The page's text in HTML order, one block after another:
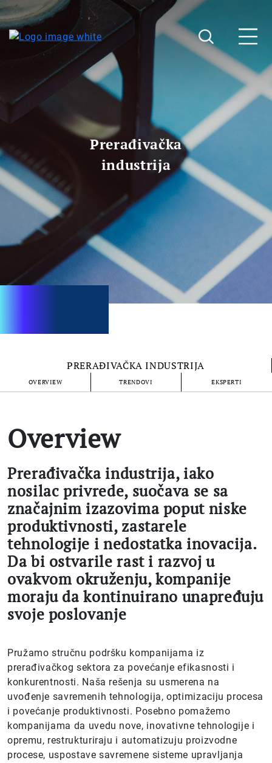
Prerađivačka
industrija
PRERAĐIVAČKA INDUSTRIJA
OVERVIEW TRENDOVI EKSPERTI
Overview
Prerađivačka industrija, iako
nosilac privrede, suočava se sa
značajnim izazovima poput niske
produktivnosti, zastarele
tehnologije i nedostatka inovacija.
Da bi ostvarile rast i razvoj u
ovakvom okruženju, kompanije
moraju da kontinuirano unapređuju
svoje poslovanje
Pružamo stručnu podršku kompanijama iz
prerađivačkog sektora za povećanje efikasnosti i
konkurentnosti. Naša rešenja su usmerena na
uvođenje savremenih tehnologija, optimizaciju procesa
i povećanje produktivnosti. Posebno pomažemo
kompanijama da uvedu nove, inovativne tehnologije i
opremu, restrukturiraju i automatizuju proizvodne
procese, uspostave savremene sisteme upravljanja